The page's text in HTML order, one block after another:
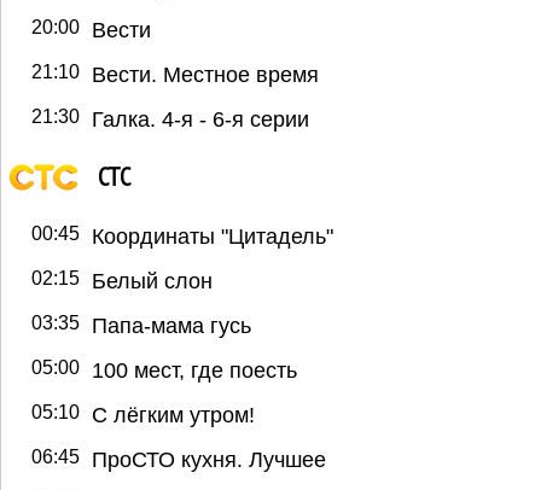
20:00 Вести
21:10 Вести. Местное время
21:30 Галка. 4-я - 6-я серии
СТС
00:45 Координаты "Цитадель"
02:15 Белый слон
03:35 Папа-мама гусь
05:00 100 мест, где поесть
05:10 С лёгким утром!
06:45 ПроСТО кухня. Лучшее